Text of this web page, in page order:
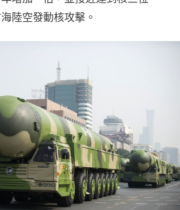
陸空發動核攻擊。